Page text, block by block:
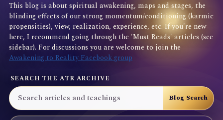
This blog is about spiritual awakening, maps and stages, the
blinding effects of our strong momentum/conditioning (karmic
propensities), view, realization, experience, etc. If you're new
here, I recommend going through the 'Must Reads' articles (see
sidebar). For discussions you are welcome to join the
Awakening to Reality Facebook group
SEARCH THE ATR ARCHIVE